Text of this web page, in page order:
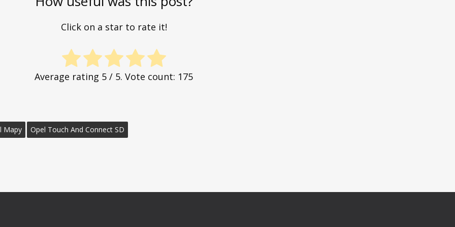
Click on a star to rate it!
Average rating 5 / 5. Vote count: 175
Mapy Opel Touch And Connect SD